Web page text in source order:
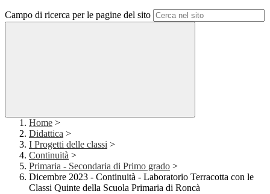
Campo di ricerca per le pagine del sito
Home >
Didattica >
I Progetti delle classi >
Continuità >
Primaria - Secondaria di Primo grado >
Dicembre 2023 - Continuità - Laboratorio Terracotta con le
Classi Quinte della Scuola Primaria di Roncà